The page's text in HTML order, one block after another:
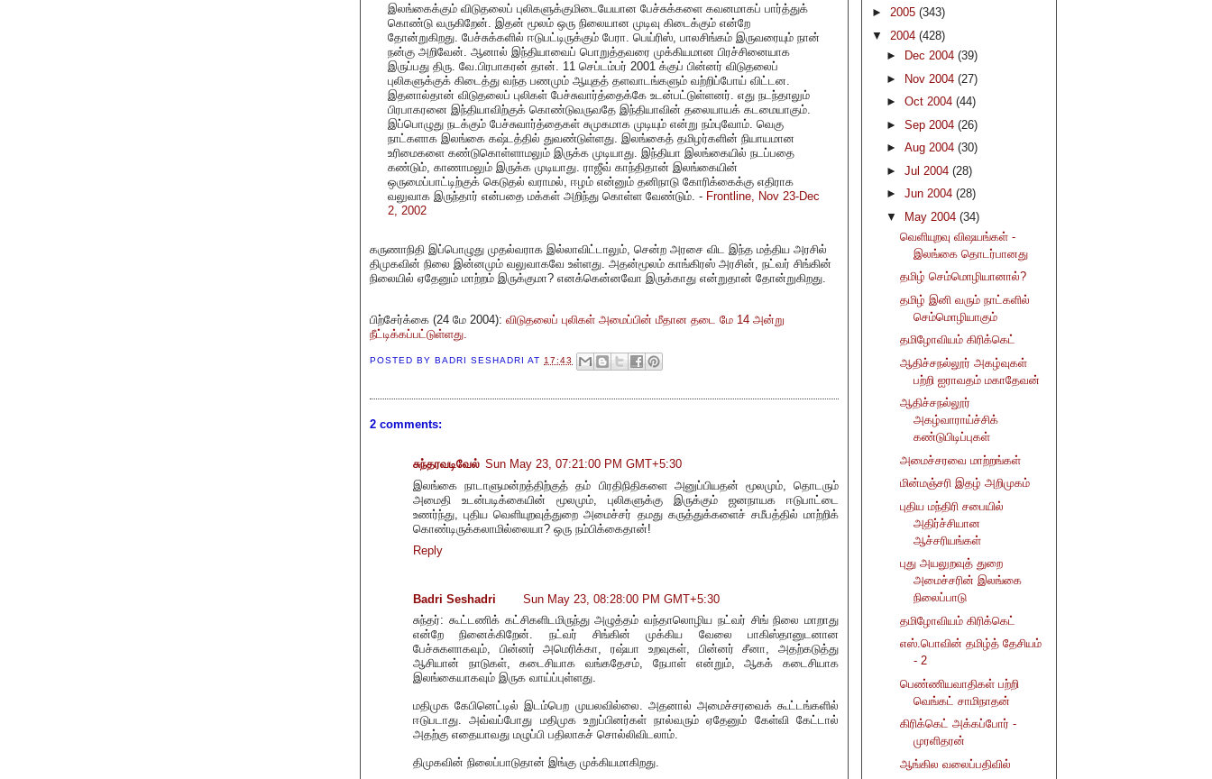
இலங்கைக்கும் விடுதலைப் புலிகளுக்குமிடையேயான பேச்சுக்களை கவனமாகப் பார்த்துக்
கொண்டு வருகிறேன். இதன் மூலம் ஒரு நிலையான முடிவு கிடைக்கும் என்றே
தோன்றுகிறது. பேச்சுக்களில் ஈடுபட்டிருக்கும் பேரா. பெய்ரிஸ், பாலசிங்கம் இருவரையும் நான்
நன்கு அறிவேன். ஆனால் இந்தியாவைப் பொறுத்தவரை முக்கியமான பிரச்சினையாக
இருப்பது திரு. வே.பிரபாகரன் தான். 11 செப்டம்பர் 2001 க்குப் பின்னர் விடுதலைப்
புலிகளுக்குக் கிடைத்து வந்த பணமும் ஆயுதத் தளவாடங்களும் வற்றிப்போய் விட்டன.
இதனால்தான் விடுதலைப் புலிகள் பேச்சுவார்த்தைக்கே உடன்பட்டுள்ளனர். எது நடந்தாலும்
பிரபாகரனை இந்தியாவிற்குக் கொண்டுவருவதே இந்தியாவின் தலையாயக் கடமையாகும்.
இப்பொழுது நடக்கும் பேச்சுவார்த்தைகள் சுமுகமாக முடியும் என்று நம்புவோம். வெகு
நாட்களாக இலங்கை கஷ்டத்தில் துவண்டுள்ளது. இலங்கைத் தமிழர்களின் நியாயமான
உரிமைகளை கண்டுகொள்ளாமலும் இருக்க முடியாது. இந்தியா இலங்கையில் நடப்பதை
கண்டும், காணாமலும் இருக்க முடியாது. ராஜீவ் காந்திதான் இலங்கையின்
ஒருமைப்பாட்டிற்குக் கெடுதல் வராமல், ஈழம் என்னும் தனிநாடு கோரிக்கைக்கு எதிராக
வலுவாக இருந்தார் என்பதை மக்கள் அறிந்து கொள்ள வேண்டும். - Frontline, Nov 23-Dec
2, 2002
கருணாநிதி இப்பொழுது முதல்வராக இல்லாவிட்டாலும், சென்ற அரசை விட இந்த மத்திய அரசில்
திமுகவின் நிலை இன்னமும் வலுவாகவே உள்ளது. அதன்மூலம் காங்கிரஸ் அரசின், நட்வர் சிங்கின்
நிலையில் ஏதேனும் மாற்றம் இருக்குமா? எனக்கென்னவோ இருக்காது என்றுதான் தோன்றுகிறது.
பிற்சேர்க்கை (24 மே 2004): விடுதலைப் புலிகள் அமைப்பின் மீதான தடை மே 14 அன்று
நீட்டிக்கப்பட்டுள்ளது.
POSTED BY BADRI SESHADRI AT17:43
2 comments:
சுந்தரவடிவேல் Sun May 23, 07:21:00 PM GMT+5:30
இலங்கை நாடாளுமன்றத்திற்குத் தம் பிரதிநிதிகளை அனுப்பியதன் மூலமும், தொடரும்
அமைதி உடன்படிக்கையின் மூலமும், புலிகளுக்கு இருக்கும் ஜனநாயக ஈடுபாட்டை
உணர்ந்து, புதிய வெளியுறவுத்துறை அமைச்சர் தமது கருத்துக்களைச் சமீபத்தில் மாற்றிக்
கொண்டிருக்கலாமில்லையா? ஒரு நம்பிக்கைதான்!
Reply
Badri Seshadri
Sun May 23, 08:28:00 PM GMT+5:30
சுந்தர்: கூட்டணிக் கட்சிகளிடமிருந்து அழுத்தம் வந்தாலொழிய நட்வர் சிங் நிலை மாறாது
என்றே நினைக்கிறேன். நட்வர் சிங்கின் முக்கிய வேலை பாகிஸ்தானுடனான
பேச்சுகளாகவும், பின்னர் அமெரிக்கா, ரஷ்யா உறவுகள், பின்னர் சீனா, அதற்கடுத்து
ஆசியான் நாடுகள், கடைசியாக வங்கதேசம், நேபாள் என்றும், ஆகக் கடைசியாக
இலங்கையாகவும் இருக வாய்ப்புள்ளது.
மதிமுக கேபினெட்டில் இடம்பெற முயலவில்லை. அதனால் அமைச்சரவைக் கூட்டங்களில்
ஈடுபடாது. அவ்வப்போது மதிமுக உறுப்பினர்கள் நால்வரும் ஏதேனும் கேள்வி கேட்டால்
அதற்கு எதையாவது மழுப்பி பதிலாகச் சொல்லிவிடலாம்.
திமுகவின் நிலைப்பாடுதான் இங்கு முக்கியமாகிறது.
► 2005 (343)
▼ 2004 (428)
►
Dec 2004 (39)
► Nov 2004 (27)
► Oct 2004 (44)
► Sep 2004 (26)
► Aug 2004 (30)
► Jul 2004 (28)
► Jun 2004 (28)
▼ May 2004 (34)
வெளியுறவு விஷயங்கள் -
இலங்கை தொடர்பானது
தமிழ் செம்மொழியானால்?
தமிழ் இனி வரும் நாட்களில்
செம்மொழியாகும்
தமிழோவியம் கிரிக்கெட்
ஆதிச்சநல்லூர் அகழ்வுகள்
பற்றி ஐராவதம் மகாதேவன்
ஆதிச்சநல்லூர்
அகழ்வாராய்ச்சிக்
கண்டுபிடிப்புகள்
அமைச்சரவை மாற்றங்கள்
மின்மஞ்சரி இதழ் அறிமுகம்
புதிய மந்திரி சபையில்
அதிர்ச்சியான
ஆச்சரியங்கள்
புது அயலுறவுத் துறை
அமைச்சரின் இலங்கை
நிலைப்பாடு
தமிழோவியம் கிரிக்கெட்
எஸ்.பொவின் தமிழ்த் தேசியம்
- 2
பெண்ணியவாதிகள் பற்றி
வெங்கட் சாமிநாதன்
கிரிக்கெட் அக்கப்போர் -
முரளிதரன்
ஆங்கில வலைப்பதிவில்